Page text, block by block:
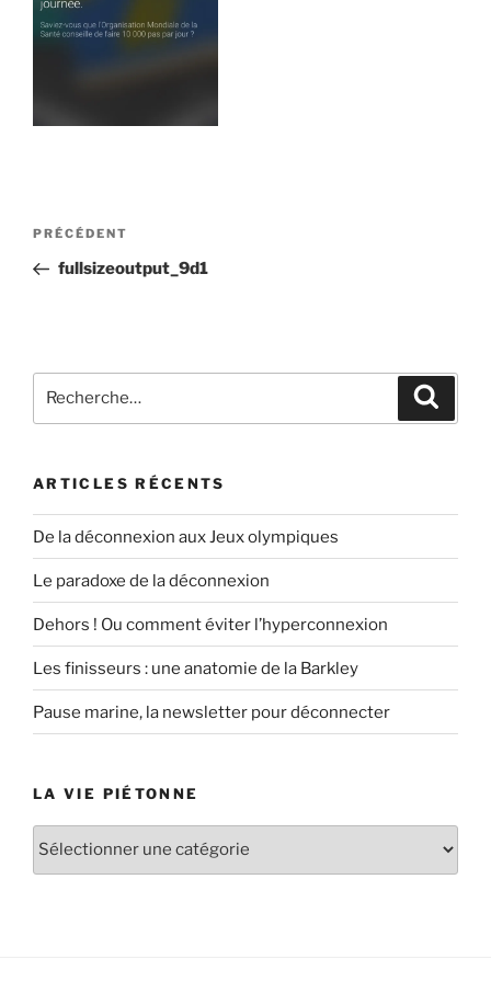
Navigation
l’article
Article
précédent
PRÉCÉDENT
fullsizeoutput_9d1
pour
ARTICLES RÉCENTS
De la déconnexion aux Jeux olympiques
Le paradoxe de la déconnexion
Dehors ! Ou comment éviter l’hyperconnexion
Les finisseurs : une anatomie de la Barkley
Pause marine, la newsletter pour déconnecter
LA VIE PIÉTONNE
La